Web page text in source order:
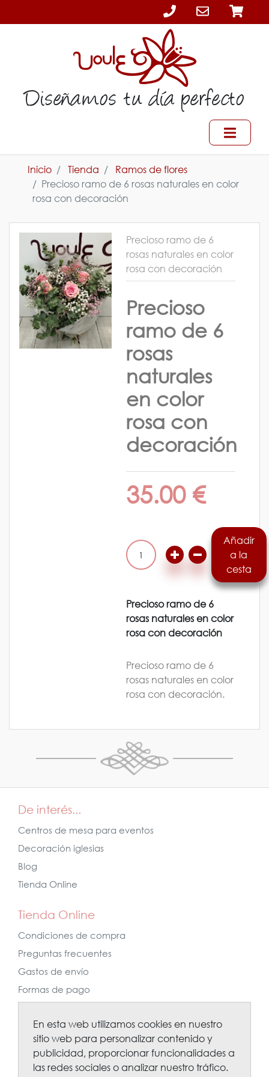
En esta web utilizamos cookies en nuestro
sitio web para personalizar contenido y
publicidad, proporcionar funcionalidades a
las redes sociales o analizar nuestro tráfico.
Diseñamos tu día perfecto
Inicio Tienda
Ramos de flores
Precioso ramo de 6 rosas naturales en color
rosa con decoración
Precioso ramo de 6
rosas naturales en color
rosa con decoración
Precioso
ramo de 6
rosas
naturales
en color
rosa con
decoración
35.00 €
1
Añadir
a la
cesta
Precioso ramo de 6
rosas naturales en color
rosa con decoración
Precioso ramo de 6
rosas naturales en color
rosa con decoración.
De interés...
Centros de mesa para eventos
Decoración iglesias
Blog
Tienda Online
Tienda Online
Condiciones de compra
Preguntas frecuentes
Gastos de envío
Formas de pago
Nos sigues?